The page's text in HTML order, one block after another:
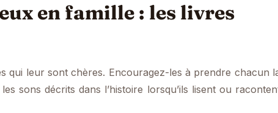
en famille : les livres
qui leur sont chères. Encouragez-les à prendre chacun
sons décrits dans l’histoire lorsqu’ils lisent ou